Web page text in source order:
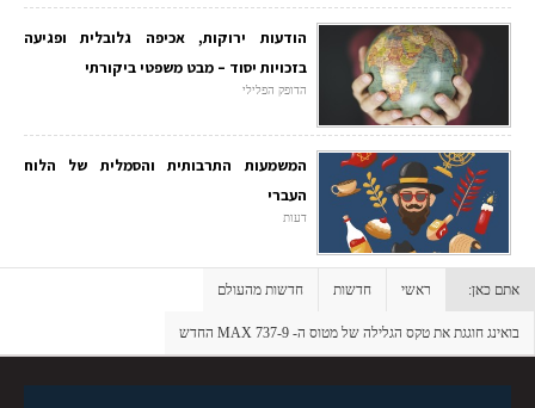
הודעות ירוקות, אכיפה גלובלית ופגיעה
בזכויות יסוד – מבט משפטי ביקורתי
הדופק הפלילי
המשמעות התרבותית והסמלית של הלוח
העברי
דעות
אתם כאן: ראשי חדשות חדשות מהעולם
בואינג חוגגת את טקס הגלילה של מטוס ה- 737-9 MAX החדש